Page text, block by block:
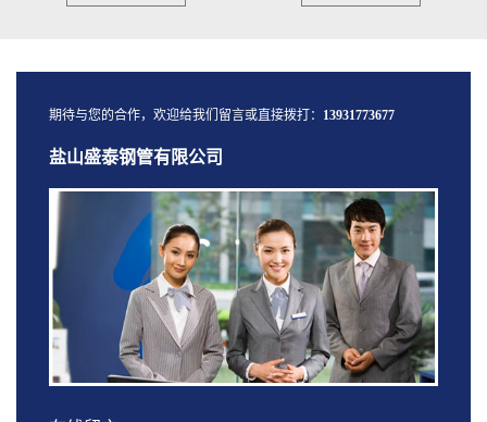
期待与您的合作，欢迎给我们留言或直接拨打： 13931773677
盐山盛泰钢管有限公司